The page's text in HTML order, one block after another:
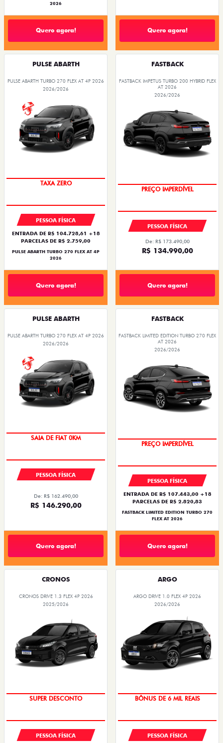
2026
Quero agora! Quero agora!
PULSE ABARTH
PULSE ABARTH TURBO 270 FLEX AT 4P 2026
2026/2026
TAXA ZERO
PESSOA FÍSICA
ENTRADA DE R$ 104.728,61 +18
PARCELAS DE R$ 2.759,00
PULSE ABARTH TURBO 270 FLEX AT 4P
2026
Quero agora!
FASTBACK
FASTBACK IMPETUS TURBO 200 HYBRID FLEX
AT 2026
2026/2026
PREÇO IMPERDÍVEL
PESSOA FÍSICA
De: R$ 173.490,00
R$ 134.990,00
Quero agora!
PULSE ABARTH
PULSE ABARTH TURBO 270 FLEX AT 4P 2026
2026/2026
SAIA DE FIAT 0KM
PESSOA FÍSICA
De: R$ 162.490,00
R$ 146.290,00
Quero agora!
FASTBACK
FASTBACK LIMITED EDITION TURBO 270 FLEX
AT 2026
2026/2026
PREÇO IMPERDÍVEL
PESSOA FÍSICA
ENTRADA DE R$ 107.443,00 +18
PARCELAS DE R$ 2.820,83
FASTBACK LIMITED EDITION TURBO 270
FLEX AT 2026
Quero agora!
CRONOS
CRONOS DRIVE 1.3 FLEX 4P 2026
2025/2026
SUPER DESCONTO
PESSOA FÍSICA
ARGO
ARGO DRIVE 1.0 FLEX 4P 2026
2026/2026
BÔNUS DE 6 MIL REAIS
PESSOA FÍSICA